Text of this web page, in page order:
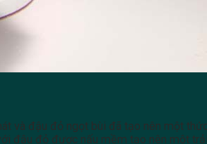
và đậu đỏ ngọt bùi đã tạo nên một
đậu đỏ được nấu mềm tạo nên một